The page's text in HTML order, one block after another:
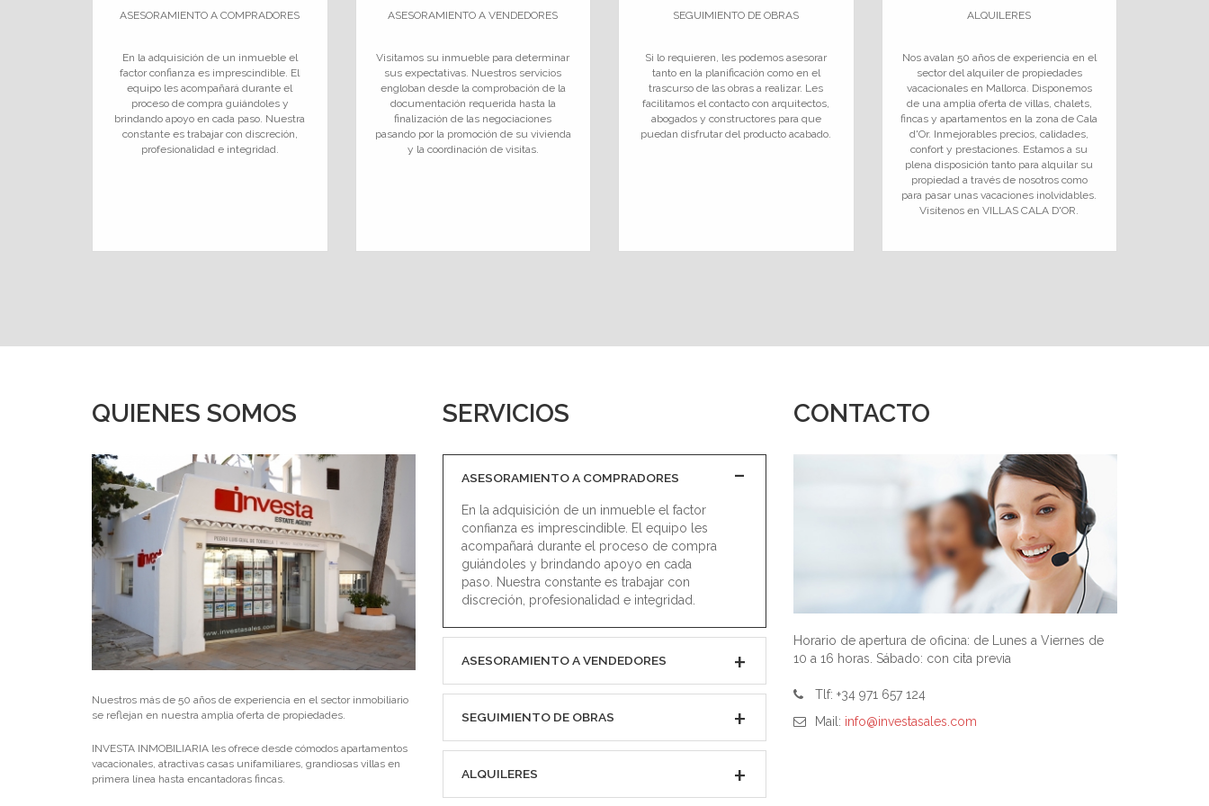
ASESORAMIENTO A COMPRADORES
En la adquisición de un inmueble el
factor confianza es imprescindible. El
equipo les acompañará durante el
proceso de compra guiándoles y
brindando apoyo en cada paso. Nuestra
constante es trabajar con discreción,
profesionalidad e integridad.
ASESORAMIENTO A VENDEDORES
Visitamos su inmueble para determinar
sus expectativas. Nuestros servicios
engloban desde la comprobación de la
documentación requerida hasta la
finalización de las negociaciones
pasando por la promoción de su vivienda
y la coordinación de visitas.
SEGUIMIENTO DE OBRAS
Si lo requieren, les podemos asesorar
tanto en la planificación como en el
trascurso de las obras a realizar. Les
facilitamos el contacto con arquitectos,
abogados y constructores para que
puedan disfrutar del producto acabado.
ALQUILERES
Nos avalan 50 años de experiencia en el
sector del alquiler de propiedades
vacacionales en Mallorca. Disponemos
de una amplia oferta de villas, chalets,
fincas y apartamentos en la zona de Cala
d'Or. Inmejorables precios, calidades,
confort y prestaciones. Estamos a su
plena disposición tanto para alquilar su
propiedad a través de nosotros como
para pasar unas vacaciones inolvidables.
Visítenos en VILLAS CALA D'OR.
QUIENES SOMOS
Nuestros más de 50 años de experiencia en el sector inmobiliario
se reflejan en nuestra amplia oferta de propiedades.
INVESTA INMOBILIARIA les ofrece desde cómodos apartamentos
vacacionales, atractivas casas unifamiliares, grandiosas villas en
primera línea hasta encantadoras fincas.
SERVICIOS
ASESORAMIENTO A COMPRADORES
En la adquisición de un inmueble el factor
confianza es imprescindible. El equipo les
acompañará durante el proceso de compra
guiándoles y brindando apoyo en cada
paso. Nuestra constante es trabajar con
discreción, profesionalidad e integridad.
ASESORAMIENTO A VENDEDORES
SEGUIMIENTO DE OBRAS
ALQUILERES
CONTACTO
Horario de apertura de oficina: de Lunes a Viernes de
10 a 16 horas. Sábado: con cita previa
Tlf: +34 971 657 124
Mail: info@investasales.com